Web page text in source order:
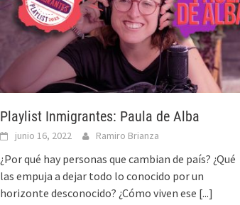
Playlist Inmigrantes: Paula de Alba
junio 16, 2022 Ramiro Brianza
¿Por qué hay personas que cambian de país? ¿Qué
las empuja a dejar todo lo conocido por un
horizonte desconocido? ¿Cómo viven ese [...]